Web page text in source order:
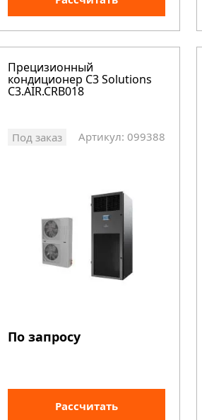
Прецизионный
кондиционер C3 Solutions
C3.AIR.CRB018
Под заказ Артикул: 099388
По запросу
Рассчитать